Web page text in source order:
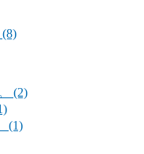
(8)
(2)
(1)